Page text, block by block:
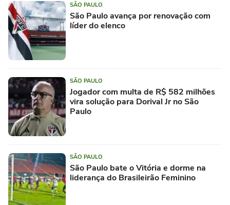
SÃO PAULO
São Paulo avança por renovação com
líder do elenco
SÃO PAULO
Jogador com multa de R$ 582 milhões
vira solução para Dorival Jr no São
Paulo
SÃO PAULO
São Paulo bate o Vitória e dorme na
liderança do Brasileirão Feminino